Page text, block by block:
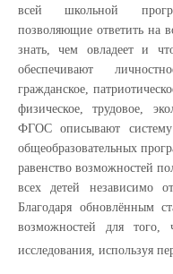
всей школьной
позволяющие ответить на
знать, чем овладеет и
обеспечивают
гражданское,
физическое, трудовое,
ФГОС описывают систему
общеобразовательных
равенство возможностей
всех детей независимо
Благодаря обновлённым
возможностей для того,
исследования, используя